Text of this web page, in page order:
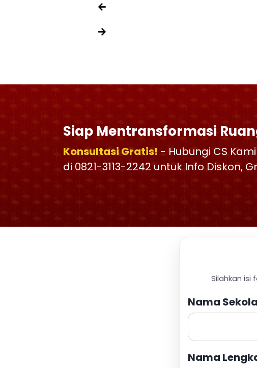
Siap Mentransformasi
Konsultasi Gratis! - Hubungi CS
di 0821-3113-2242 untuk Info Diskon,
Silahkan isi
Nama
Nama